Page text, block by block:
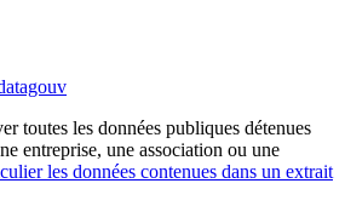
toutes les données publiques détenues
entreprise, une association ou une
les données contenues dans un extrait